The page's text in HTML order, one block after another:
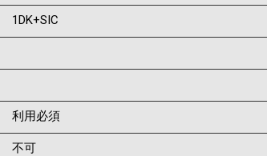
1DK+SIC
利用必須
不可